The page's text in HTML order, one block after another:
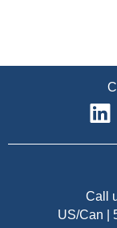
Call
US/Can |